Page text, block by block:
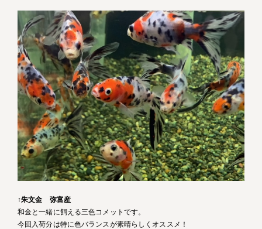
↑朱文金 弥富産
和金と一緒に飼える三色コメットです。
今回入荷分は特に色バランスが素晴らしくオススメ！